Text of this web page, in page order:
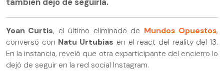
Yoan Curtis, el último eliminado de Mundos Opuestos,
conversó con Natu Urtubias en el react del reality del 13.
En la instancia, reveló que otra exparticipante del encierro lo
dejó de seguir en la red social Instagram.